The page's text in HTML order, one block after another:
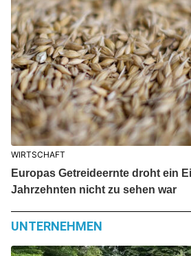
WIRTSCHAFT
Europas Getreideernte droht ein
Jahrzehnten nicht zu sehen war
UNTERNEHMEN